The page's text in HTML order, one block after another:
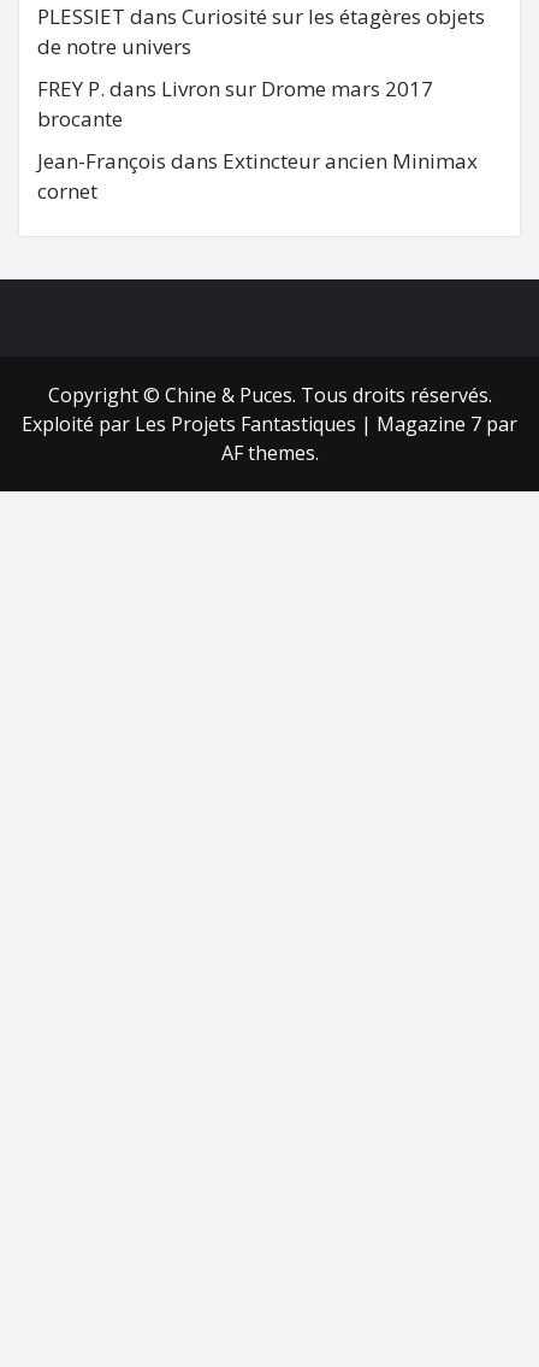
PLESSIET dans Curiosité sur les étagères objets
de notre univers
FREY P. dans Livron sur Drome mars 2017
brocante
Jean-François dans Extincteur ancien Minimax
cornet
Copyright © Chine & Puces. Tous droits réservés.
Exploité par Les Projets Fantastiques | Magazine 7 par
AF themes.